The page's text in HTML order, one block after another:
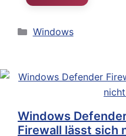
Kategorien
Windows
Windows
Firewall lässt sich